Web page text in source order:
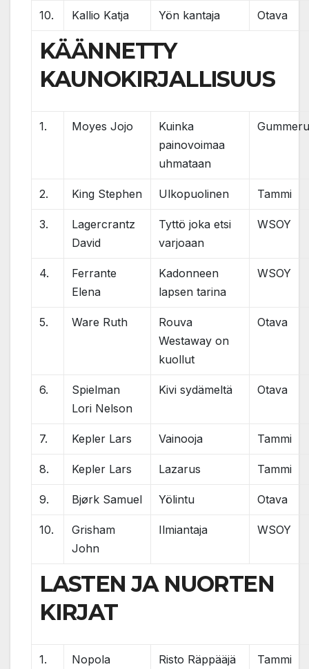
10. Kallio Katja Yön kantaja Otava
KÄÄNNETTY
KAUNOKIRJALLISUUS
1. Moyes Jojo
Kuinka
painovoimaa
uhmataan
2. King Stephen Ulkopuolinen Tammi
3.
Lagercrantz
David
Tyttö joka etsi
varjoaan
WSOY
4.
Ferrante
Elena
Kadonneen
lapsen tarina
WSOY
5. Ware Ruth
Rouva
Westaway on
kuollut
Otava
6.
Spielman
Lori Nelson
Kivi sydämeltä Otava
7. Kepler Lars Vainooja Tammi
8. Kepler Lars Lazarus Tammi
9. Bjørk Samuel Yölintu Otava
10.
Grisham
John
Ilmiantaja WSOY
LASTEN JA NUORTEN
KIRJAT
1.
Nopola
Risto Räppääjä
Tammi